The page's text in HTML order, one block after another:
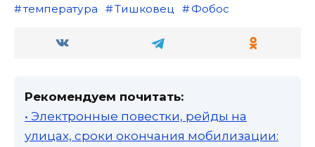
температура
Тишковец Фобос
Рекомендуем почитать:
• Электронные повестки, рейды на
улицах, сроки окончания мобилизации: